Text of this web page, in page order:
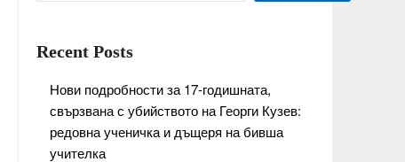
Recent Posts
Нови подробности за 17-годишната,
свързвана с убийството на Георги Кузев:
редовна ученичка и дъщеря на бивша
учителка